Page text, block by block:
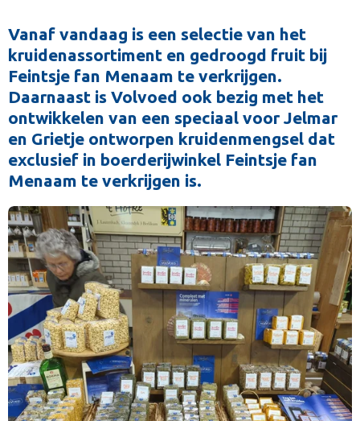
Vanaf vandaag is een selectie van het
kruidenassortiment en gedroogd fruit bij
Feintsje fan Menaam te verkrijgen.
Daarnaast is Volvoed ook bezig met het
ontwikkelen van een speciaal voor Jelmar
en Grietje ontworpen kruidenmengsel dat
exclusief in boerderijwinkel Feintsje fan
Menaam te verkrijgen is.